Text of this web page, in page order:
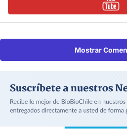
Mostrar